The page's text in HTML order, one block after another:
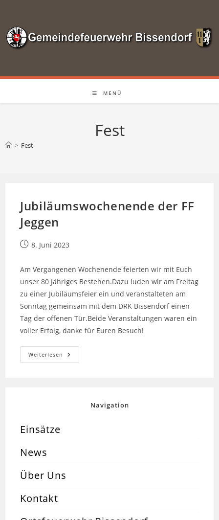
springen
MENÜ
Fest
> Fest
Jubiläumswochenende der FF
Jeggen
Beitrag8. Juni 2023
Am Vergangenen Wochenende feierten wir mit Euch
unser 80 Jähriges Bestehen.Dazu luden wir am Freitag
zu einer Jubiläumsfeier ein und veranstalteten am
Sonntag gemeinsam mit dem DRK Bissendorf einen
Tag der offenen Tür.Beide Veranstaltungen waren ein
voller Erfolg, danke für Euren Besuch!
Weiterlesen Jubiläumswochenende
Der
Navigation
Einsätze
News
Über Uns
Kontakt